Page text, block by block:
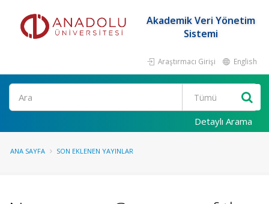
Akademik Veri Yönetim
Sistemi
Araştırmacı Girişi English
Ara
Detaylı Arama
ANA SAYFA SON EKLENEN YAYINLAR